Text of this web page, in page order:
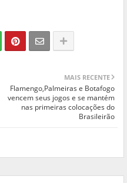
MAIS RECENTE
Flamengo,Palmeiras e Botafogo
vencem seus jogos e se mantém
nas primeiras colocações do
Brasileirão